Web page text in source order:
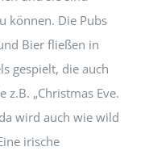
können. Die Pubs
Bier fließen in
gespielt, die auch
„Christmas Eve.
wird auch wie wild
irische